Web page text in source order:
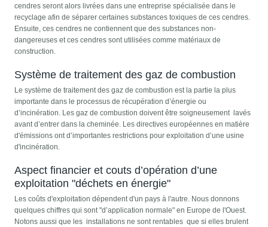
cendres seront alors livrées dans une entreprise spécialisée dans le
recyclage afin de séparer certaines substances toxiques de ces cendres.
Ensuite, ces cendres ne contiennent que des substances non-
dangereuses et ces cendres sont utilisées comme matériaux de
construction.
Système de traitement des gaz de combustion
Le système de traitement des gaz de combustion est la partie la plus
importante dans le processus de récupération d’énergie ou
d’incinération. Les gaz de combustion doivent être soigneusement lavés
avant d’entrer dans la cheminée. Les directives européennes en matière
d'émissions ont d’importantes restrictions pour exploitation d’une usine
d'incinération.
Aspect financier et couts d’opération d’une
exploitation "déchets en énergie"
Les coûts d'exploitation dépendent d'un pays à l'autre. Nous donnons
quelques chiffres qui sont "d’application normale" en Europe de l'Ouest.
Notons aussi que les installations ne sont rentables que si elles brulent